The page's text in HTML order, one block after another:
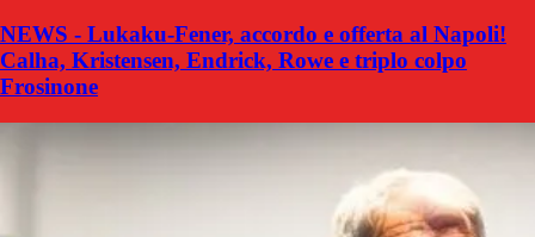
NEWS - Lukaku-Fener, accordo e offerta al Napoli!
Calha, Kristensen, Endrick, Rowe e triplo colpo
Frosinone